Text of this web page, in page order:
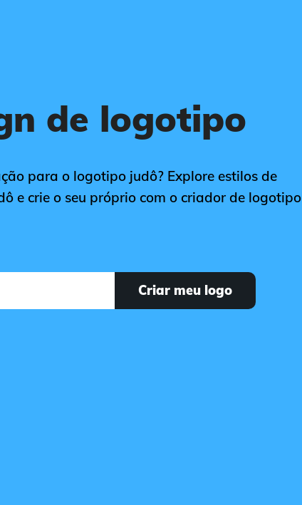
de logotipo
para o logotipo judô? Explore estilos de
e crie o seu próprio com o criador de logotipo
Criar meu logo